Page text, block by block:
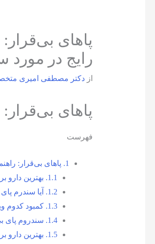
پاهای
رایج در مورد
از دکتر مصطفی امیری
پاهای
فهرست
1. پاهای بی‌قرار:
1.1. بهترین دارو
1.2.
آیا سندرم
1.3. کمبود کدوم
1.4. سندروم پای
1.5. بهترین دارو